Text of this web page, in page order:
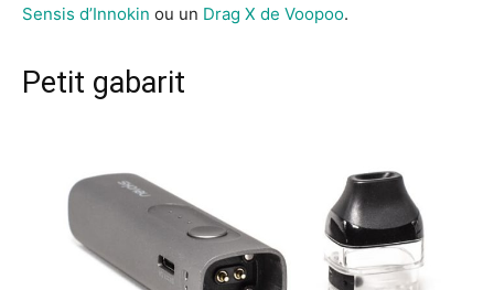
Sensis d’Innokin ou un Drag X de Voopoo.
Petit gabarit